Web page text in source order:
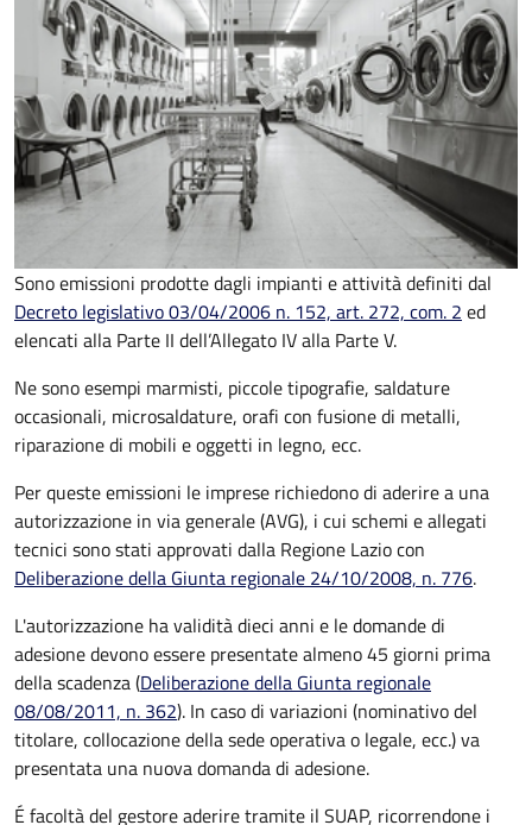
Sono emissioni prodotte dagli impianti e attività definiti dal
Decreto legislativo 03/04/2006 n. 152, art. 272, com. 2 ed
elencati alla Parte II dell’Allegato IV alla Parte V.
Ne sono esempi marmisti, piccole tipografie, saldature
occasionali, microsaldature, orafi con fusione di metalli,
riparazione di mobili e oggetti in legno, ecc.
Per queste emissioni le imprese richiedono di aderire a una
autorizzazione in via generale (AVG), i cui schemi e allegati
tecnici sono stati approvati dalla Regione Lazio con
Deliberazione della Giunta regionale 24/10/2008, n. 776.
L'autorizzazione ha validità dieci anni e le domande di
adesione devono essere presentate almeno 45 giorni prima
della scadenza (Deliberazione della Giunta regionale
08/08/2011, n. 362). In caso di variazioni (nominativo del
titolare, collocazione della sede operativa o legale, ecc.) va
presentata una nuova domanda di adesione.
É facoltà del gestore aderire tramite il SUAP, ricorrendone i